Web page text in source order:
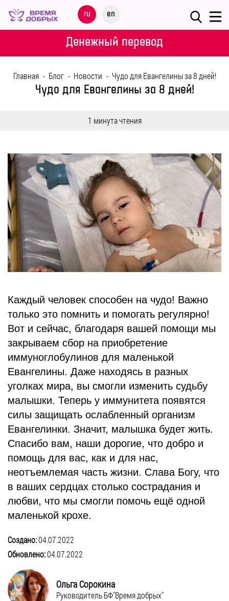
ru en
Меню
НАШИ
ПАРТНЕРАМ
МЕРОПРИЯТИЯ
ПОМОЩЬ
БЛОГ
Денежный перевод
Главная - Блог - Новости - Чудо для Евангелины за 8 дней!
Чудо для Евангелины за 8 дней!
1 минута чтения
Каждый человек способен на чудо! Важно
только это помнить и помогать регулярно!
Вот и сейчас, благодаря вашей помощи мы
закрываем сбор на приобретение
иммуноглобулинов для маленькой
Евангелины. Даже находясь в разных
уголках мира, вы смогли изменить судьбу
малышки. Теперь у иммунитета появятся
силы защищать ослабленный организм
Евангелинки. Значит, малышка будет жить.
Спасибо вам, наши дорогие, что добро и
помощь для вас, как и для нас,
неотъемлемая часть жизни. Слава Богу, что
в ваших сердцах столько сострадания и
любви, что мы смогли помочь ещё одной
маленькой крохе.
Создано:04.07.2022
Обновлено:04.07.2022
Ольга Сорокина
Руководитель БФ"Время добрых"